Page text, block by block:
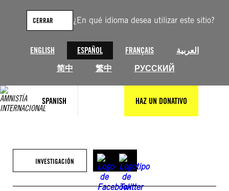
¿En qué idioma desea utilizar este sitio?
ENGLISH ESPAÑOL FRANÇAIS
العربية
简中
繁中 РУССКИЙ
CERRAR
SPANISH HAZ UN DONATIVO
contenido
INVESTIGACIÓN